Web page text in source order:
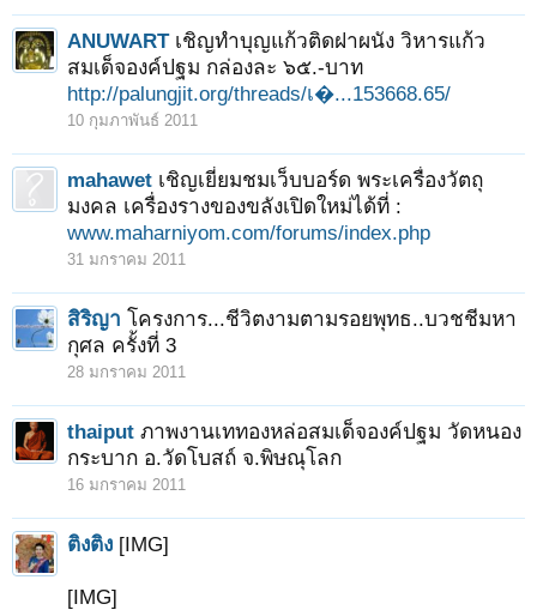
ANUWART เชิญทำบุญแก้วติดฝาผนัง วิหารแก้ว
สมเด็จองค์ปฐม กล่องละ ๖๕.-บาท
http://palungjit.org/threads/เ�...153668.65/
10 กุมภาพันธ์ 2011
mahawet เชิญเยี่ยมชมเว็บบอร์ด พระเครื่องวัตถุ
มงคล เครื่องรางของขลังเปิดใหม่ได้ที่ :
www.maharniyom.com/forums/index.php
31 มกราคม 2011
สิริญา โครงการ...ชีวิตงามตามรอยพุทธ..บวชชีมหา
กุศล ครั้งที่ 3
28 มกราคม 2011
thaiput ภาพงานเททองหล่อสมเด็จองค์ปฐม วัดหนอง
กระบาก อ.วัดโบสถ์ จ.พิษณุโลก
16 มกราคม 2011
ติงติง [IMG]
[IMG]